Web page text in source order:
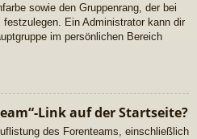
sowie den Gruppenrang, der bei
Ein Administrator kann dir
im persönlichen Bereich
Link auf der Startseite?
des Forenteams, einschließlich